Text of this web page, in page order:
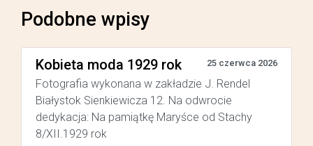
Podobne wpisy
Kobieta moda 1929 rok 25 czerwca 2026
Fotografia wykonana w zakładzie J. Rendel
Białystok Sienkiewicza 12. Na odwrocie
dedykacja: Na pamiątkę Maryśce od Stachy
8/XII.1929 rok